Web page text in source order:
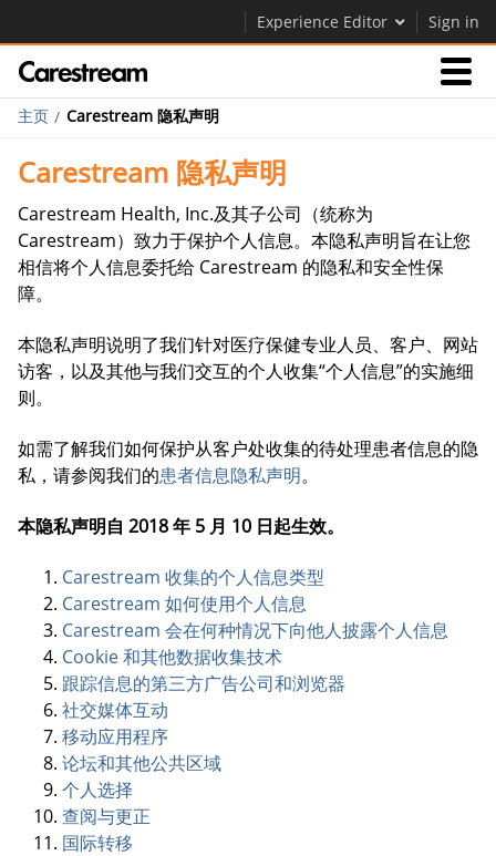
Experience Editor Sign in
产品
关于我们
联系我们
主页 Carestream 隐私声明
Carestream 隐私声明
Carestream Health, Inc.及其子公司（统称为
Carestream）致力于保护个人信息。本隐私声明旨在让您
相信将个人信息委托给 Carestream 的隐私和安全性保
障。
本隐私声明说明了我们针对医疗保健专业人员、客户、网站
访客，以及其他与我们交互的个人收集“个人信息”的实施细
则。
如需了解我们如何保护从客户处收集的待处理患者信息的隐
私，请参阅我们的患者信息隐私声明。
本隐私声明自 2018 年 5 月 10 日起生效。
Carestream 收集的个人信息类型
Carestream 如何使用个人信息
Carestream 会在何种情况下向他人披露个人信息
Cookie 和其他数据收集技术
跟踪信息的第三方广告公司和浏览器
社交媒体互动
移动应用程序
论坛和其他公共区域
个人选择
查阅与更正
国际转移